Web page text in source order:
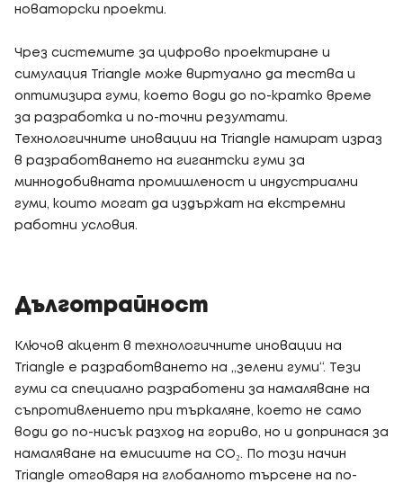
новаторски проекти.
Чрез системите за цифрово проектиране и
симулация Triangle може виртуално да тества и
оптимизира гуми, което води до по-кратко време
за разработка и по-точни резултати.
Технологичните иновации на Triangle намират израз
в разработването на гигантски гуми за
миннодобивната промишленост и индустриални
гуми, които могат да издържат на екстремни
работни условия.
Дълготрайност
Ключов акцент в технологичните иновации на
Triangle е разработването на „зелени гуми“. Тези
гуми са специално разработени за намаляване на
съпротивлението при търкаляне, което не само
води до по-нисък разход на гориво, но и допринася за
намаляване на емисиите на CO₂. По този начин
Triangle отговаря на глобалното търсене на по-